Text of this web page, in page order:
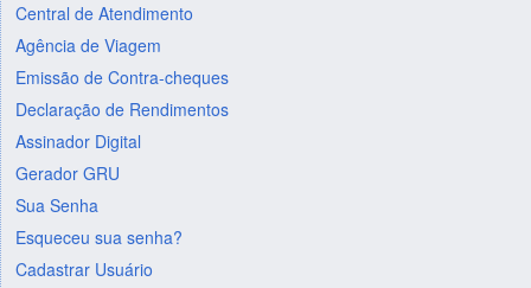
Central de Atendimento
Agência de Viagem
Emissão de Contra-cheques
Declaração de Rendimentos
Assinador Digital
Gerador GRU
Sua Senha
Esqueceu sua senha?
Cadastrar Usuário